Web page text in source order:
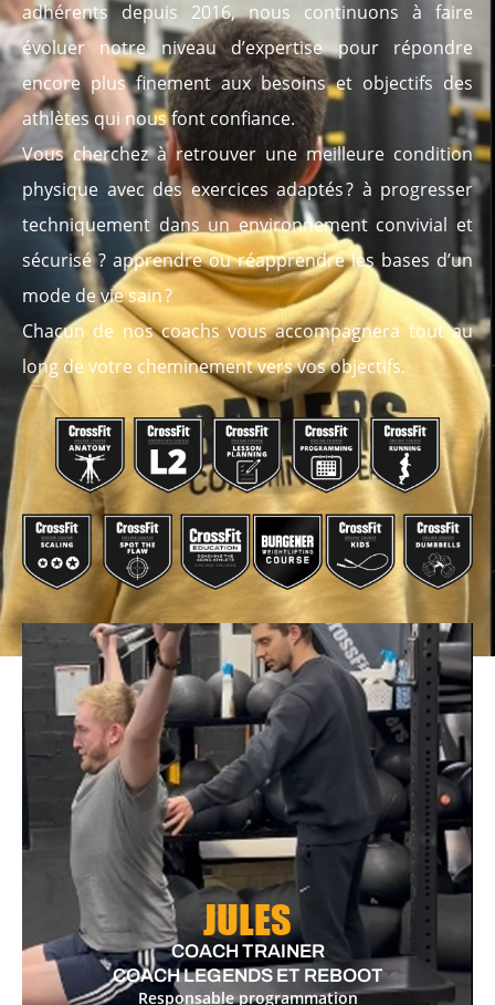
adhérents depuis 2016, nous continuons à faire
évoluer notre niveau d’expertise pour répondre
encore plus finement aux besoins et objectifs des
athlètes qui nous font confiance.
Vous cherchez à retrouver une meilleure condition
physique avec des exercices adaptés ? à progresser
techniquement dans un environnement convivial et
sécurisé ? apprendre ou réapprendre les bases d’un
mode de vie sain ?
Chacun de nos coachs vous accompagnera tout au
long de votre cheminement vers vos objectifs.
JULES
COACH TRAINER
COACH LEGENDS ET REBOOT
Responsable programmation